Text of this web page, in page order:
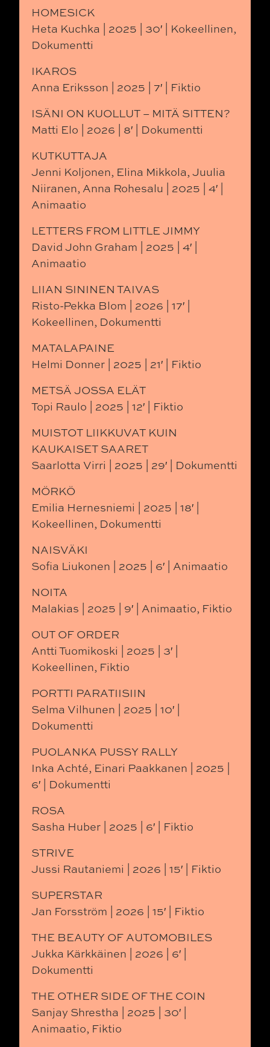
HOMESICK
Heta Kuchka | 2025 | 30′ | Kokeellinen,
Dokumentti
IKAROS
Anna Eriksson | 2025 | 7′ | Fiktio
ISÄNI ON KUOLLUT – MITÄ SITTEN?
Matti Elo | 2026 | 8′ | Dokumentti
KUTKUTTAJA
Jenni Koljonen, Elina Mikkola, Juulia
Niiranen, Anna Rohesalu | 2025 | 4′ |
Animaatio
LETTERS FROM LITTLE JIMMY
David John Graham | 2025 | 4′ |
Animaatio
LIIAN SININEN TAIVAS
Risto-Pekka Blom | 2026 | 17′ |
Kokeellinen, Dokumentti
MATALAPAINE
Helmi Donner | 2025 | 21′ | Fiktio
METSÄ JOSSA ELÄT
Topi Raulo | 2025 | 12′ | Fiktio
MUISTOT LIIKKUVAT KUIN
KAUKAISET SAARET
Saarlotta Virri | 2025 | 29′ | Dokumentti
MÖRKÖ
Emilia Hernesniemi | 2025 | 18′ |
Kokeellinen, Dokumentti
NAISVÄKI
Sofia Liukonen | 2025 | 6′ | Animaatio
NOITA
Malakias | 2025 | 9′ | Animaatio, Fiktio
OUT OF ORDER
Antti Tuomikoski | 2025 | 3′ |
Kokeellinen, Fiktio
PORTTI PARATIISIIN
Selma Vilhunen | 2025 | 10′ |
Dokumentti
PUOLANKA PUSSY RALLY
Inka Achté, Einari Paakkanen | 2025 |
6′ | Dokumentti
ROSA
Sasha Huber | 2025 | 6′ | Fiktio
STRIVE
Jussi Rautaniemi | 2026 | 15′ | Fiktio
SUPERSTAR
Jan Forsström | 2026 | 15′ | Fiktio
THE BEAUTY OF AUTOMOBILES
Jukka Kärkkäinen | 2026 | 6′ |
Dokumentti
THE OTHER SIDE OF THE COIN
Sanjay Shrestha | 2025 | 30′ |
Animaatio, Fiktio